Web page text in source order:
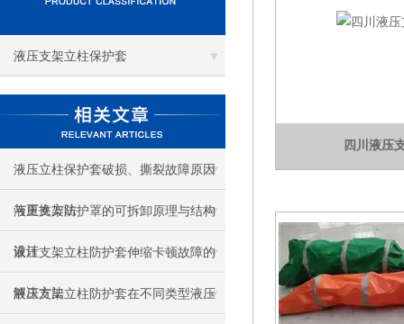
液压支架立柱保护套
液压立柱保护套破损、撕裂故障原因
与更换方法
液压支架防护罩的可拆卸原理与结构
设计
液压支架立柱防护套伸缩卡顿故障的
解决方法
液压支架立柱防护套在不同类型液压
四川液压